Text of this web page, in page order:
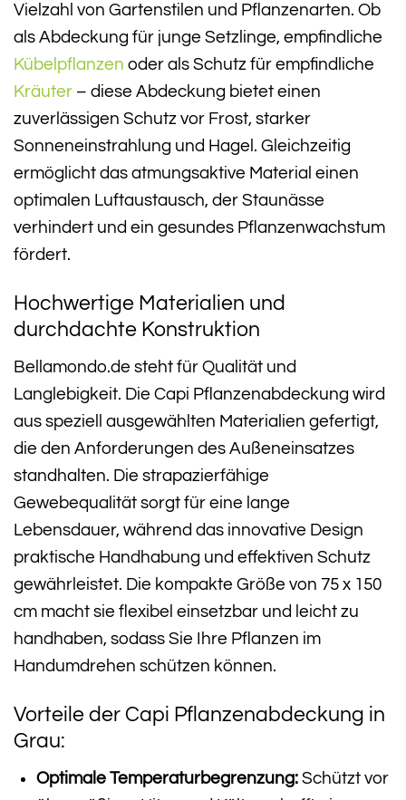
Vielzahl von Gartenstilen und Pflanzenarten. Ob
als Abdeckung für junge Setzlinge, empfindliche
Kübelpflanzen oder als Schutz für empfindliche
Kräuter – diese Abdeckung bietet einen
zuverlässigen Schutz vor Frost, starker
Sonneneinstrahlung und Hagel. Gleichzeitig
ermöglicht das atmungsaktive Material einen
optimalen Luftaustausch, der Staunässe
verhindert und ein gesundes Pflanzenwachstum
fördert.
Hochwertige Materialien und
durchdachte Konstruktion
Bellamondo.de steht für Qualität und
Langlebigkeit. Die Capi Pflanzenabdeckung wird
aus speziell ausgewählten Materialien gefertigt,
die den Anforderungen des Außeneinsatzes
standhalten. Die strapazierfähige
Gewebequalität sorgt für eine lange
Lebensdauer, während das innovative Design
praktische Handhabung und effektiven Schutz
gewährleistet. Die kompakte Größe von 75 x 150
cm macht sie flexibel einsetzbar und leicht zu
handhaben, sodass Sie Ihre Pflanzen im
Handumdrehen schützen können.
Vorteile der Capi Pflanzenabdeckung in
Grau:
Optimale Temperaturbegrenzung:Schützt vor